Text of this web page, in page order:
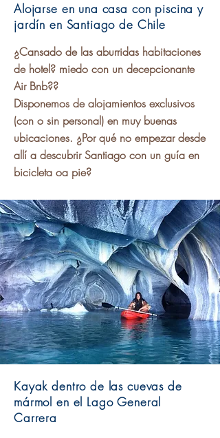
Alojarse en una casa con piscina y
jardín en Santiago de Chile
¿Cansado de las aburridas habitaciones
de hotel? miedo con un decepcionante
Air Bnb??
Disponemos de alojamientos exclusivos
(con o sin personal) en muy buenas
ubicaciones. ¿Por qué no empezar desde
allí a descubrir Santiago con un guía en
bicicleta oa pie?
Kayak dentro de las cuevas de
mármol en el Lago General
Carrera